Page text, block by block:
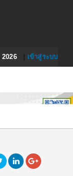
| เข้าสู่ระบบ